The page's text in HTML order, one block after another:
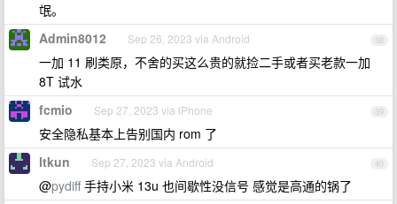
氓。
38
Admin8012 Sep 26, 2023 via Android
一加 11 刷类原，不舍的买这么贵的就捡二手或者买老款一加
8T 试水
39
fcmio Sep 27, 2023 via iPhone
安全隐私基本上告别国内 rom 了
40
ltkun Sep 27, 2023 via Android
@pydiff手持小米 13u 也间歇性没信号 感觉是高通的锅了